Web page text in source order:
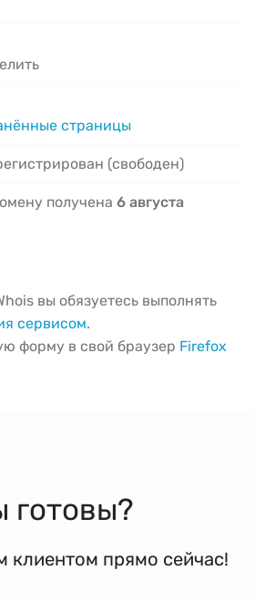
страницы
(свободен)
получена 6 августа
вы обязуетесь выполнять
сервисом.
форму в свой браузер Firefox
готовы?
клиентом прямо сейчас!